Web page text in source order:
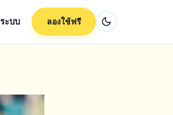
ะบบ ลองใช้ฟรี